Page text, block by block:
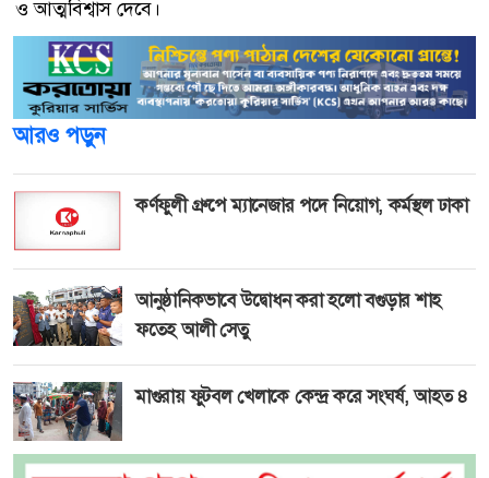
ও আত্মবিশ্বাস দেবে।
আরও পড়ুন
কর্ণফুলী গ্রুপে ম্যানেজার পদে নিয়োগ, কর্মস্থল ঢাকা
আনুষ্ঠানিকভাবে উদ্বোধন করা হলো বগুড়ার শাহ
ফতেহ আলী সেতু
মাগুরায় ফুটবল খেলাকে কেন্দ্র করে সংঘর্ষ, আহত ৪